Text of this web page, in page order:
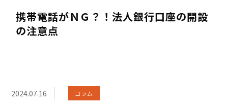
携帯電話がＮＧ？！法人銀行口座の開設
の注意点
2024.07.16 コラム